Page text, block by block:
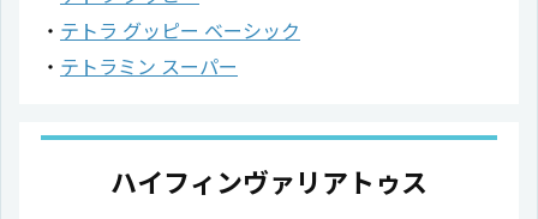
テトラ グッピー ベーシック
テトラミン スーパー
ハイフィンヴァリアトゥス